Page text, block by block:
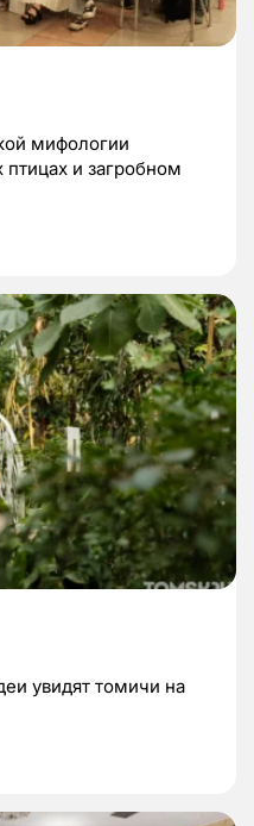
мифологии
и загробном
увидят томичи на